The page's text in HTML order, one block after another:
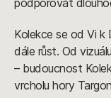
Kolekce se od Vi k
dále růst. Od
– budoucnost
vrcholu hory